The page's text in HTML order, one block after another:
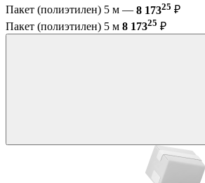
Пакет (полиэтилен) 5 м — 8 17325 ₽
Пакет (полиэтилен) 5 м 8 17325 ₽